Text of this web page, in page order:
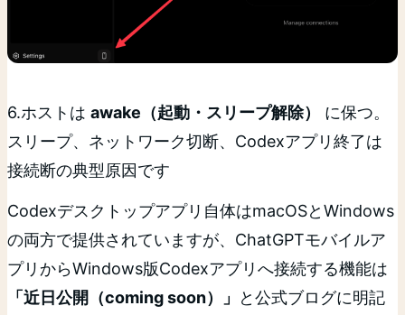
6.ホストは awake（起動・スリープ解除）
に保つ。
スリープ、ネットワーク切断、Codexアプリ終了は
接続断の典型原因です
Codexデスクトップアプリ自体はmacOSとWindows
の両方で提供されていますが、ChatGPTモバイルア
プリからWindows版Codexアプリへ接続する機能は
「近日公開（coming soon）」
と公式ブログに明記